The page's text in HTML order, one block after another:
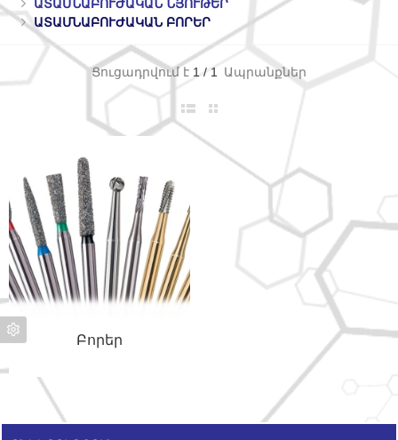
ԱՏԱՄՆԱԲՈՒԺԱԿԱՆ ՆՅՈՒԹԵՐ
ԱՏԱՄՆԱԲՈՒԺԱԿԱՆ ԲՈՐԵՐ
Ցուցադրվում է 1 / 1 Ապրանքներ
Բորեր